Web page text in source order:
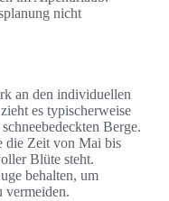
nicht
an den individuellen
es typischerweise
Berge.
die Zeit von Mai bis
Blüte steht.
behalten, um
vermeiden.